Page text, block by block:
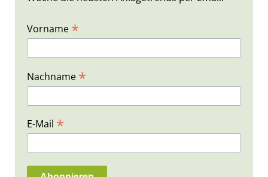
Vorname *
Nachname *
E-Mail *